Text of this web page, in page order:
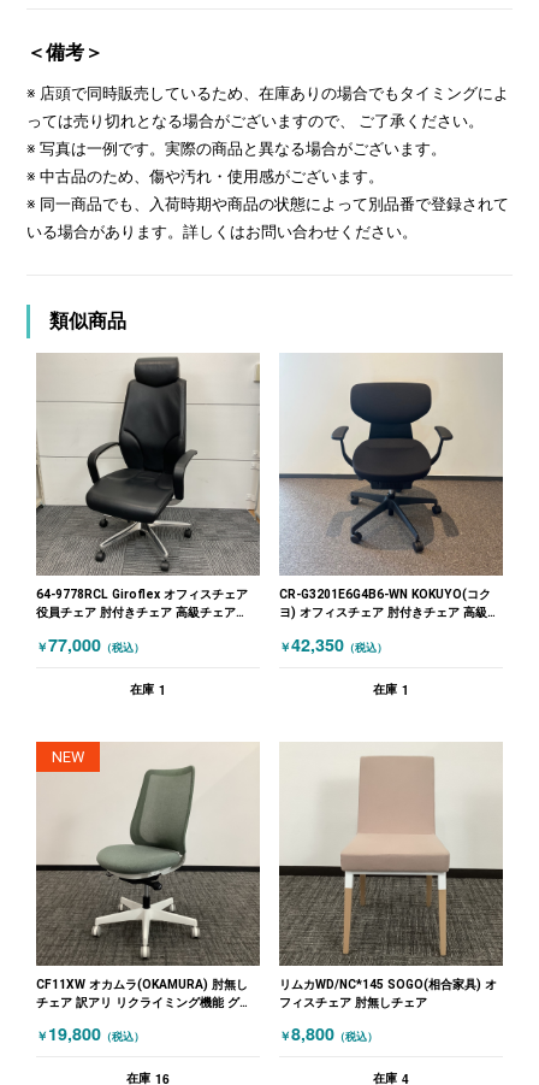
＜備考＞
※ 店頭で同時販売しているため、在庫ありの場合でもタイミングによ
っては売り切れとなる場合がございますので、 ご了承ください。
※ 写真は一例です。実際の商品と異なる場合がございます。
※ 中古品のため、傷や汚れ・使用感がございます。
※ 同一商品でも、入荷時期や商品の状態によって別品番で登録されて
いる場合があります。詳しくはお問い合わせください。
類似商品
64-9778RCL Giroflex オフィスチェア
役員チェア 肘付きチェア 高級チェア
￥77,000 （税込）
在庫 1
CR-G3201E6G4B6-WN KOKUYO(コク
ヨ) オフィスチェア 肘付きチェア 高級チ
￥42,350 （税込）
在庫 1
NEW
CF11XW オカムラ(OKAMURA) 肘無し
チェア 訳アリ リクライミング機能 グリ
￥ 19,800 （税込）
在庫 16
リムカWD/NC*145 SOGO(相合家具) オ
フィスチェア 肘無しチェア
￥8,800 （税込）
在庫 4